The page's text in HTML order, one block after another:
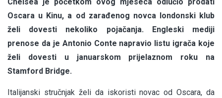
Chelsea je početkom ovog mjeseca odlučio prodati
Oscara u Kinu, a od zarađenog novca londonski klub
želi dovesti nekoliko pojačanja. Engleski mediji
prenose da je Antonio Conte napravio listu igrača koje
želi dovesti u januarskom prijelaznom roku na
Stamford Bridge.
Italijanski stručnjak želi da iskoristi novac od Oscara, da